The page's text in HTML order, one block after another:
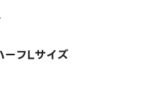
ーフLサイズ